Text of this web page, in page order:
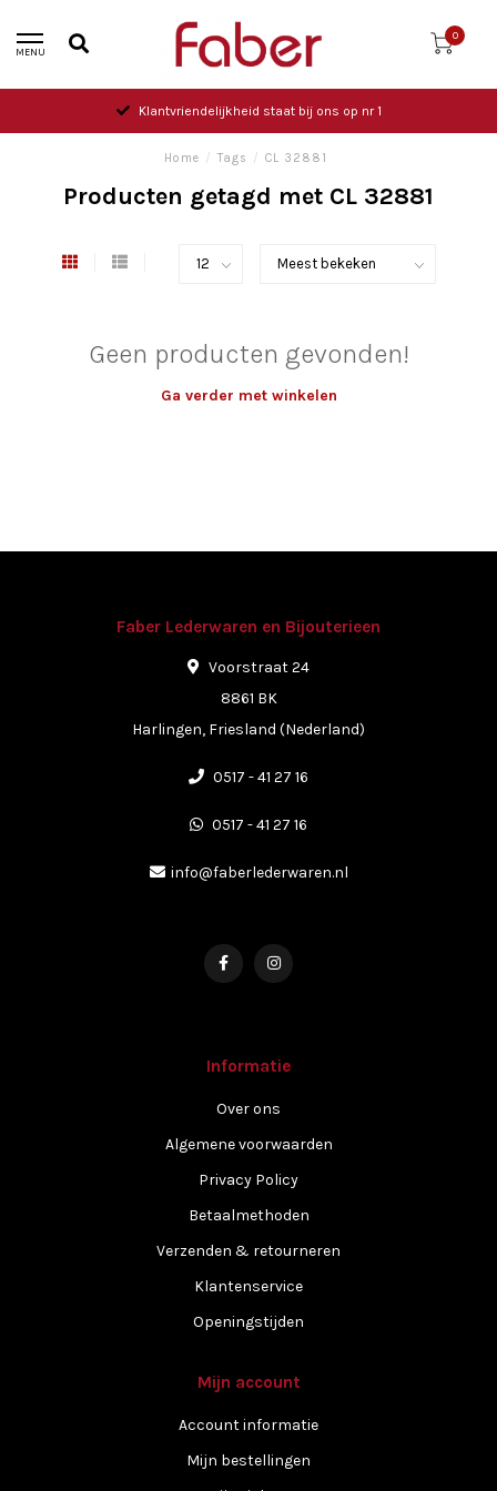
MENU
0
Klantvriendelijkheid staat bij ons op nr 1
Home / Tags / CL 32881
Producten getagd met CL 32881
Geen producten gevonden!
Ga verder met winkelen
Faber Lederwaren en Bijouterieen
Voorstraat 24
8861 BK
Harlingen, Friesland (Nederland)
0517 - 41 27 16
0517 - 41 27 16
info@faberlederwaren.nl
Informatie
Over ons
Algemene voorwaarden
Privacy Policy
Betaalmethoden
Verzenden & retourneren
Klantenservice
Openingstijden
Mijn account
Account informatie
Mijn bestellingen